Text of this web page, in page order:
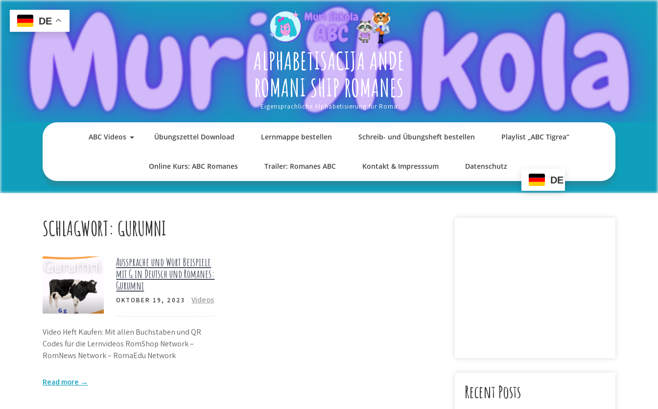
Skip
content
ALPHABETISACIJA ANDE
ROMANI SHIP ROMANES
Eigensprachliche Alphabetisierung für Roma
ABC Videos Übungszettel Download Lernmappe bestellen Schreib- und Übungsheft bestellen Playlist „ABC Tigrea“
Online Kurs: ABC Romanes Trailer: Romanes ABC Kontakt & Impresssum Datenschutz
DE
SCHLAGWORT: GURUMNI
Aussprache und Wort Beispiele
mit G in Deutsch und Romanes:
Gurumni
OKTOBER 19, 2023 Videos
Video Heft Kaufen: Mit allen Buchstaben und QR
Codes für die Lernvideos RomShop Network –
RomNews Network – RomaEdu Network
Read more → Recent Posts
DE